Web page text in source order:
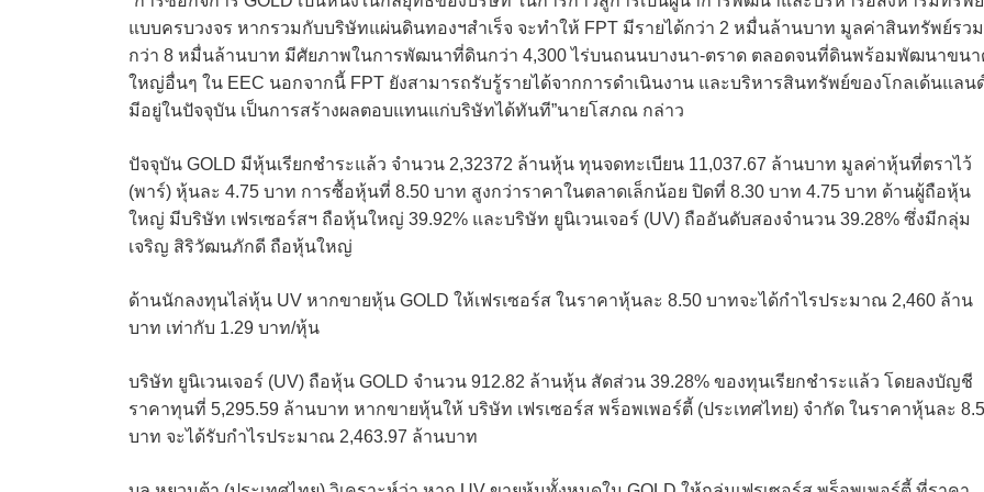
แบบครบวงจร หากรวมกับบริษัทแผ่นดินทองฯสำเร็จ จะทำให้ FPT มีรายได้กว่า 2 หมื่นล้านบาท มูลค่าสินทรัพย์รวม
กว่า 8 หมื่นล้านบาท มีศัยภาพในการพัฒนาที่ดินกว่า 4,300 ไร่บนถนนบางนา-ตราด ตลอดจนที่ดินพร้อมพัฒนาขนา
ใหญ่อื่นๆ ใน EEC นอกจากนี้ FPT ยังสามารถรับรู้รายได้จากการดำเนินงาน และบริหารสินทรัพย์ของโกลเด้นแลน
มีอยู่ในปัจจุบัน เป็นการสร้างผลตอบแทนแก่บริษัทได้ทันที”นายโสภณ กล่าว
ปัจจุบัน GOLD มีหุ้นเรียกชำระแล้ว จำนวน 2,32372 ล้านหุ้น ทุนจดทะเบียน 11,037.67 ล้านบาท มูลค่าหุ้นที่ตราไว้
(พาร์) หุ้นละ 4.75 บาท การซื้อหุ้นที่ 8.50 บาท สูงกว่าราคาในตลาดเล็กน้อย ปิดที่ 8.30 บาท 4.75 บาท ด้านผู้ถือหุ้น
ใหญ่ มีบริษัท เฟรเซอร์สฯ ถือหุ้นใหญ่ 39.92% และบริษัท ยูนิเวนเจอร์ (UV) ถืออันดับสองจำนวน 39.28% ซึ่งมีกลุ่ม
เจริญ สิริวัฒนภักดี ถือหุ้นใหญ่
ด้านนักลงทุนไล่หุ้น UV หากขายหุ้น GOLD ให้เฟรเซอร์ส ในราคาหุ้นละ 8.50 บาทจะได้กำไรประมาณ 2,460 ล้าน
บาท เท่ากับ 1.29 บาท/หุ้น
บริษัท ยูนิเวนเจอร์ (UV) ถือหุ้น GOLD จำนวน 912.82 ล้านหุ้น สัดส่วน 39.28% ของทุนเรียกชำระแล้ว โดยลงบัญชี
ราคาทุนที่ 5,295.59 ล้านบาท หากขายหุ้นให้ บริษัท เฟรเซอร์ส พร็อพเพอร์ตี้ (ประเทศไทย) จำกัด ในราคาหุ้นละ
บาท จะได้รับกำไรประมาณ 2,463.97 ล้านบาท